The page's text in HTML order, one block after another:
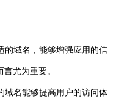
的域名，能够增强应用的信
尤为重要。
名能够提高用户的访问体